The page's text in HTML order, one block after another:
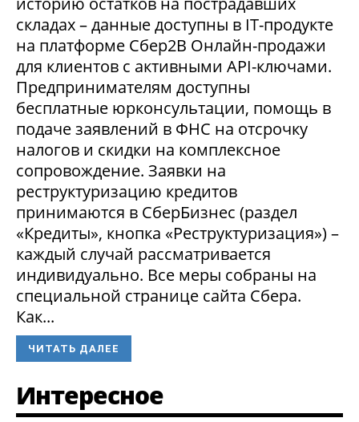
складах – данные доступны в IT-продукте
на платформе Сбер2В Онлайн-продажи
для клиентов с активными API-ключами.
Предпринимателям доступны
бесплатные юрконсультации, помощь в
подаче заявлений в ФНС на отсрочку
налогов и скидки на комплексное
сопровождение. Заявки на
реструктуризацию кредитов
принимаются в СберБизнес (раздел
«Кредиты», кнопка «Реструктуризация») –
каждый случай рассматривается
индивидуально. Все меры собраны на
специальной странице сайта Сбера.
Как...
ЧИТАТЬ ДАЛЕЕ
Интересное